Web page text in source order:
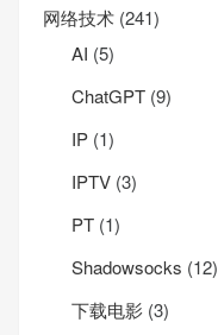
网络技术 (241)
AI (5)
ChatGPT (9)
IP (1)
IPTV (3)
PT (1)
Shadowsocks (12)
下载电影 (3)